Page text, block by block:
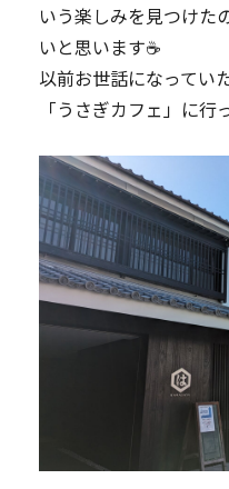
いう楽しみを見つけた
いと思います☕
以前お世話になってい
「うさぎカフェ」に行